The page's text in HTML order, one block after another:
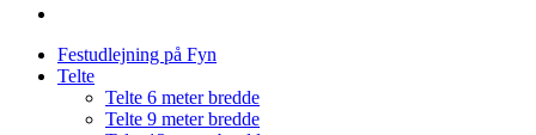
Festudlejning på Fyn
Telte
Telte 6 meter bredde
Telte 9 meter bredde